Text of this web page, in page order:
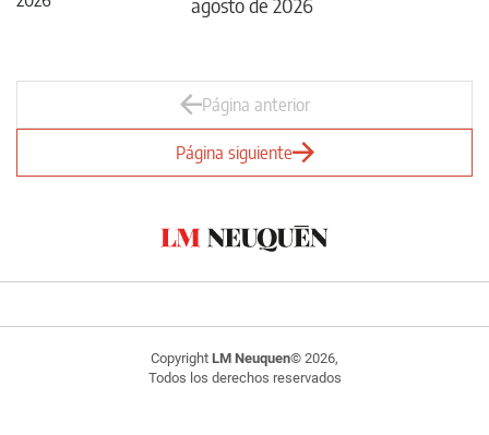
Página anterior
Página siguiente
Copyright LM Neuquen© 2026,
Todos los derechos reservados